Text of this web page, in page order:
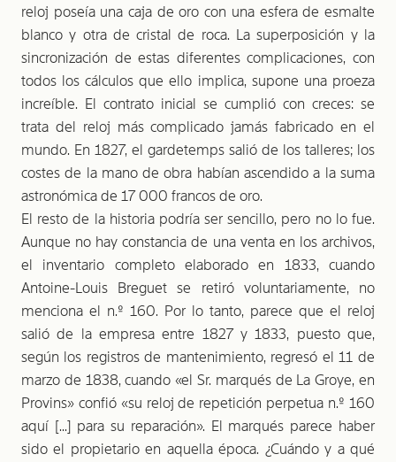
reloj poseía una caja de oro con una esfera de esmalte
blanco y otra de cristal de roca. La superposición y la
sincronización de estas diferentes complicaciones, con
todos los cálculos que ello implica, supone una proeza
increíble. El contrato inicial se cumplió con creces: se
trata del reloj más complicado jamás fabricado en el
mundo. En 1827, el gardetemps salió de los talleres; los
costes de la mano de obra habían ascendido a la suma
astronómica de 17 000 francos de oro.
El resto de la historia podría ser sencillo, pero no lo fue.
Aunque no hay constancia de una venta en los archivos,
el inventario completo elaborado en 1833, cuando
Antoine-Louis Breguet se retiró voluntariamente, no
menciona el n.º 160. Por lo tanto, parece que el reloj
salió de la empresa entre 1827 y 1833, puesto que,
según los registros de mantenimiento, regresó el 11 de
marzo de 1838, cuando «el Sr. marqués de La Groye, en
Provins» confió «su reloj de repetición perpetua n.º 160
aquí [...] para su reparación». El marqués parece haber
sido el propietario en aquella época. ¿Cuándo y a qué